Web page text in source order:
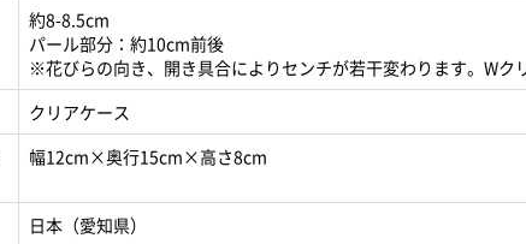
約8-8.5cm
パール部分：約10cm前後
※花びらの向き、開き具合によりセンチが若干変わります。Wク
クリアケース
幅12cm×奥行15cm×高さ8cm
日本（愛知県）